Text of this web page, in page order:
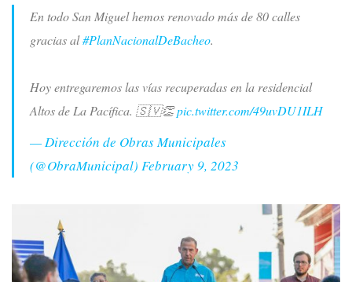
En todo San Miguel hemos renovado más de 80 calles
gracias al#PlanNacionalDeBacheo.
Hoy entregaremos las vías recuperadas en la residencial
Altos de La Pacífica. 🇸🇻👏pic.twitter.com/49uvDU1ILH
— Dirección de Obras Municipales
(@ObraMunicipal) February 9, 2023